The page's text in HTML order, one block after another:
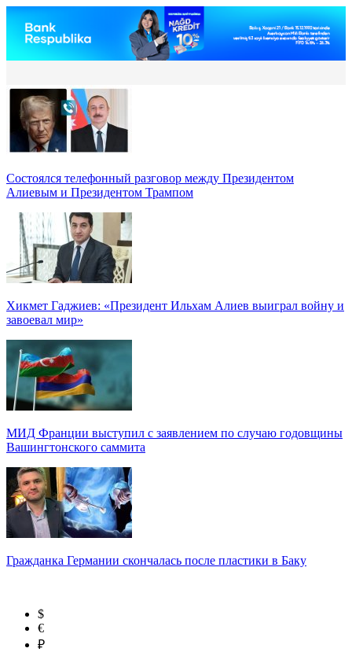
Состоялся телефонный разговор между Президентом
Алиевым и Президентом Трампом
Хикмет Гаджиев: «Президент Ильхам Алиев выиграл войну и
завоевал мир»
МИД Франции выступил с заявлением по случаю годовщины
Вашингтонского саммита
Гражданка Германии скончалась после пластики в Баку
$
€
₽